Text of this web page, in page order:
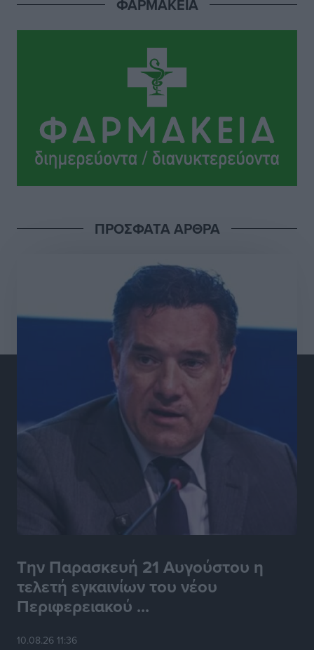
ΦΑΡΜΑΚΕΙΑ
ΠΡΟΣΦΑΤΑ ΑΡΘΡΑ
Την Παρασκευή 21 Αυγούστου η
τελετή εγκαινίων του νέου
Περιφερειακού ...
10.08.26 11:36